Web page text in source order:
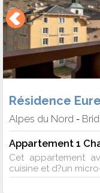
Résidence
Alpes du Nord -
Appartement 1
Cet appartement
cuisine et d?un